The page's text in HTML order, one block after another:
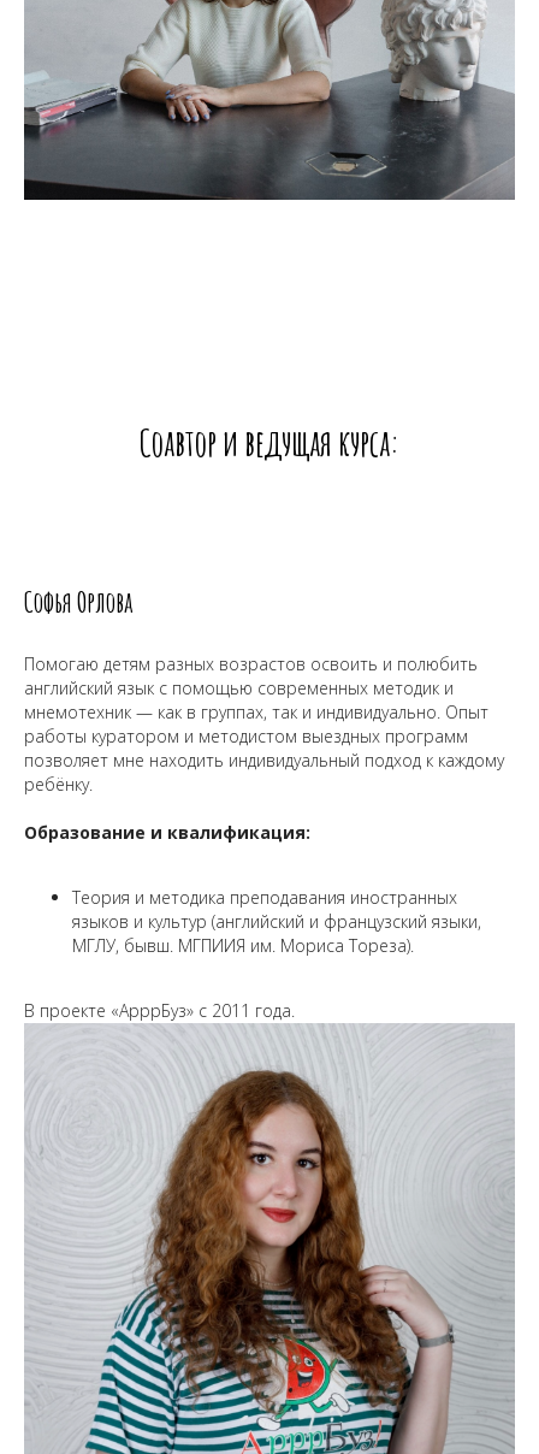
Соавтор и ведущая курса:
Софья Орлова
Помогаю детям разных возрастов освоить и полюбить
английский язык с помощью современных методик и
мнемотехник — как в группах, так и индивидуально. Опыт
работы куратором и методистом выездных программ
позволяет мне находить индивидуальный подход к каждому
ребёнку.
Образование и квалификация:
Теория и методика преподавания иностранных
языков и культур (английский и французский языки,
МГЛУ, бывш. МГПИИЯ им. Мориса Тореза).
В проекте «АрррБуз» с 2011 года.